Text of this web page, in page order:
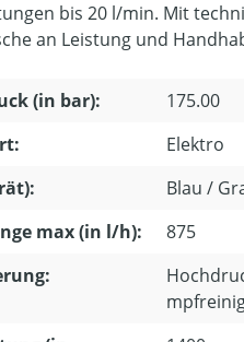
bis 20 l/min. Mit
an Leistung und
(in bar):
175.00
Elektro
Blau /
max (in l/h):
875